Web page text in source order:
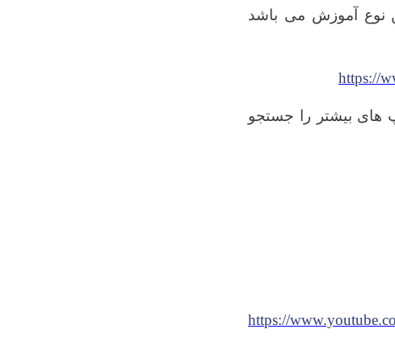
نوع آموزش می باشد
https://
های بیشتر را جستجو
https://